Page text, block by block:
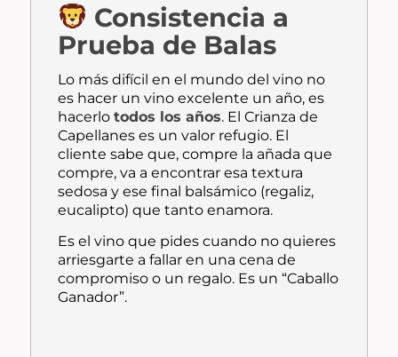
Consistencia a
Prueba de Balas
Lo más difícil en el mundo del vino no
es hacer un vino excelente un año, es
hacerlotodos los años. El Crianza de
Capellanes es un valor refugio. El
cliente sabe que, compre la añada que
compre, va a encontrar esa textura
sedosa y ese final balsámico (regaliz,
eucalipto) que tanto enamora.
Es el vino que pides cuando no quieres
arriesgarte a fallar en una cena de
compromiso o un regalo. Es un “Caballo
Ganador”.